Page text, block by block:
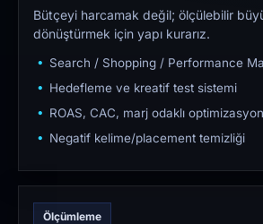
Bütçeyi harcamak değil; ölçülebilir
dönüştürmek için yapı kurarız.
Search / Shopping / Performance
Hedefleme ve kreatif test sistemi
ROAS, CAC, marj odaklı optimizasyon
Negatif kelime/placement temizliği
Ölçümleme